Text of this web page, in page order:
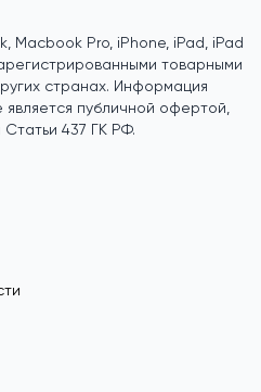
Macbook Pro, iPhone, iPad, iPad
товарными
странах. Информация
публичной офертой,
437 ГК РФ.